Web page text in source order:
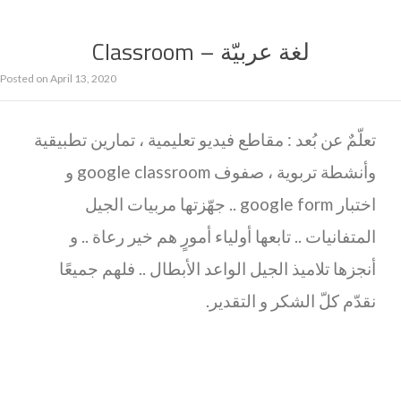
لغة عربيّة – Classroom
Posted on April 13, 2020
تعلّمٌ عن بُعد : مقاطع فيديو تعليمية ، تمارين تطبيقية
وأنشطة تربوية ، صفوف google classroom و
اختبار google form .. جهّزتها مربيات الجيل
المتفانيات .. تابعها أولياء أمورٍ هم خير رعاة .. و
أنجزها تلاميذ الجيل الواعد الأبطال .. فلهم جميعًا
نقدّم كلّ الشكر و التقدير.